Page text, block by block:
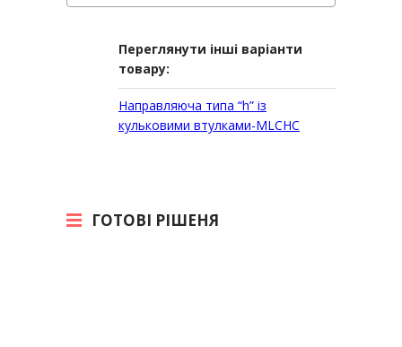
ГОТОВІ РІШЕНЯ
Переглянути інші варіанти
товару:
Направляюча типа “h” із
кульковими втулками-MLCHC